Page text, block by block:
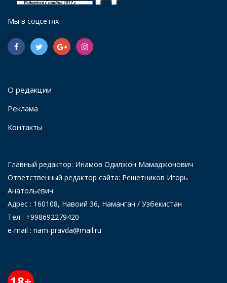
Мы в соцсетях
О редакции
Реклама
Контакты
Главный редактор: Инамов Одилжон Мамаджонович
Ответственный редактор сайта: Решетников Игорь
Анатольевич
Адрес : 160108, Навоий 36, Наманган / Узбекистан
Тел : +998692279420
e-mail : nam-pravda@mail.ru